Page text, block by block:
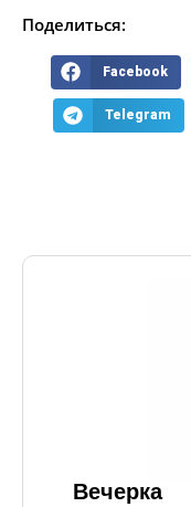
Поделиться:
Facebook
Telegram
Вечерка